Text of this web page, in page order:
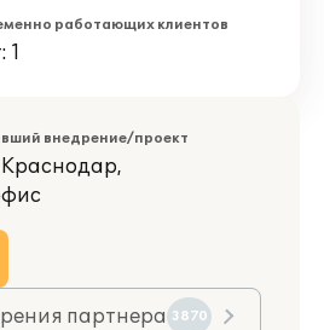
работающих клиентов
1
внедрение/проект
партнера 3870